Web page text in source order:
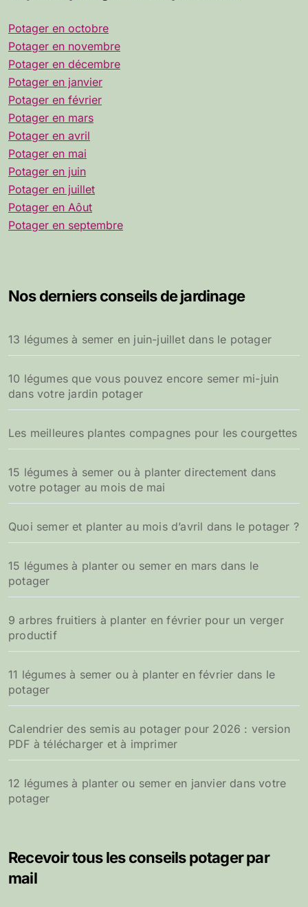
Potager en octobre
Potager en novembre
Potager en décembre
Potager en janvier
Potager en février
Potager en mars
Potager en avril
Potager en mai
Potager en juin
Potager en juillet
Potager en Aôut
Potager en septembre
Nos derniers conseils de jardinage
13 légumes à semer en juin-juillet dans le potager
10 légumes que vous pouvez encore semer mi-juin
dans votre jardin potager
Les meilleures plantes compagnes pour les courgettes
15 légumes à semer ou à planter directement dans
votre potager au mois de mai
Quoi semer et planter au mois d’avril dans le potager ?
15 légumes à planter ou semer en mars dans le
potager
9 arbres fruitiers à planter en février pour un verger
productif
11 légumes à semer ou à planter en février dans le
potager
Calendrier des semis au potager pour 2026 : version
PDF à télécharger et à imprimer
12 légumes à planter ou semer en janvier dans votre
potager
Recevoir tous les conseils potager par
mail